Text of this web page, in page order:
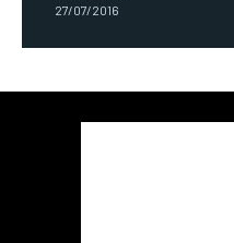
27/07/2016